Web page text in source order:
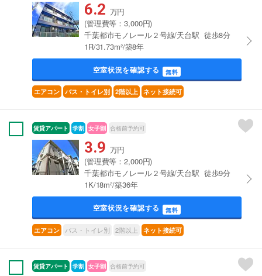
6.2 万円
(管理費等：3,000円)
千葉都市モノレール２号線/天台駅 徒歩8分
1R/31.73m²/築8年
空室状況を確認する 無料
エアコン バス・トイレ別 2階以上 ネット接続可
賃貸アパート 学割 女子割 合格前予約可
3.9 万円
(管理費等：2,000円)
千葉都市モノレール２号線/天台駅 徒歩9分
1K/18m²/築36年
空室状況を確認する 無料
エアコン バス・トイレ別 2階以上 ネット接続可
賃貸アパート 学割 女子割 合格前予約可